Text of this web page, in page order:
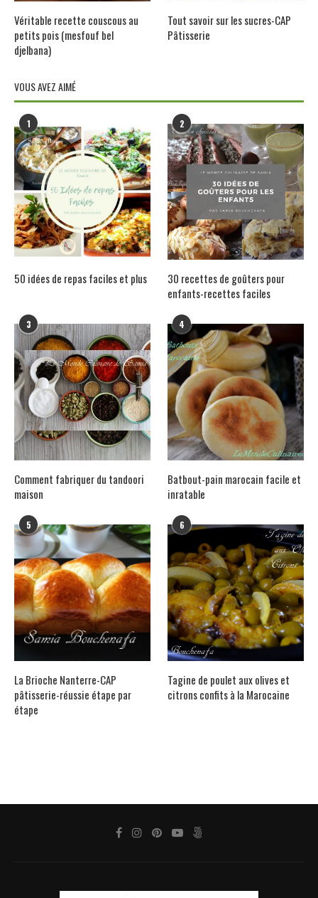
Véritable recette couscous au
petits pois (mesfouf bel
djelbana)
Tout savoir sur les sucres-CAP
Pâtisserie
VOUS AVEZ AIMÉ
1
50 idées de repas faciles et plus
2
30 recettes de goûters pour
enfants-recettes faciles
3
Comment fabriquer du tandoori
maison
4
Batbout-pain marocain facile et
inratable
5
La Brioche Nanterre-CAP
pâtisserie-réussie étape par
étape
6
Tagine de poulet aux olives et
citrons confits à la Marocaine